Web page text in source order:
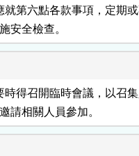
第六點各款事項，定期
安全檢查。
得召開臨時會議，以召